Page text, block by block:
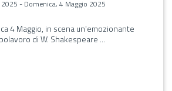
- Domenica, 4 Maggio 2025
4 Maggio, in scena un'emozionante
di W. Shakespeare ...